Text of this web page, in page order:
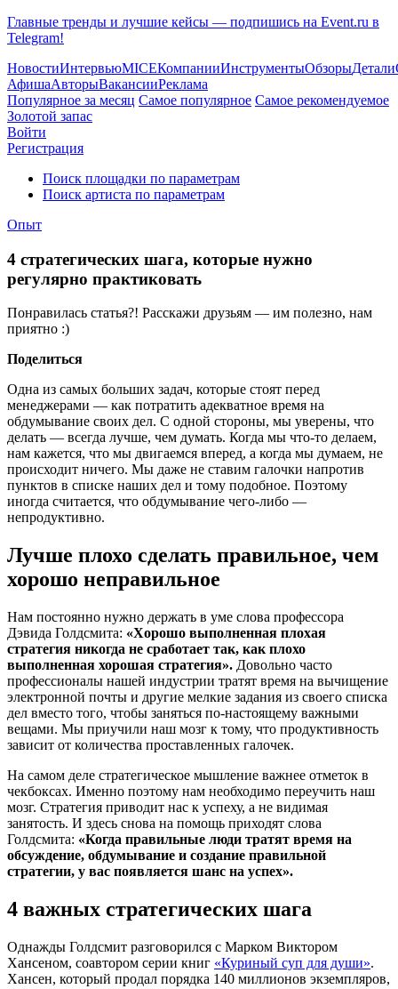
Главные тренды и лучшие кейсы — подпишись на Event.ru в
Telegram!
НовостиИнтервьюMICEКомпанииИнструментыОбзорыДетали
АфишаАвторыВакансииРеклама
Популярное за месяц Самое популярное Самое рекомендуемое
Золотой запас
Войти
Регистрация
Поиск площадки по параметрам
Поиск артиста по параметрам
Опыт
4 стратегических шага, которые нужно
регулярно практиковать
Понравилась статья?! Расскажи друзьям — им полезно, нам
приятно :)
Поделиться
Одна из самых больших задач, которые стоят перед
менеджерами — как потратить адекватное время на
обдумывание своих дел. С одной стороны, мы уверены, что
делать — всегда лучше, чем думать. Когда мы что-то делаем,
нам кажется, что мы двигаемся вперед, а когда мы думаем, не
происходит ничего. Мы даже не ставим галочки напротив
пунктов в списке наших дел и тому подобное. Поэтому
иногда считается, что обдумывание чего-либо —
непродуктивно.
Лучше плохо сделать правильное, чем
хорошо неправильное
Нам постоянно нужно держать в уме слова профессора
Дэвида Голдсмита: «Хорошо выполненная плохая
стратегия никогда не сработает так, как плохо
выполненная хорошая стратегия». Довольно часто
профессионалы нашей индустрии тратят время на вычищение
электронной почты и другие мелкие задания из своего списка
дел вместо того, чтобы заняться по-настоящему важными
вещами. Мы приучили наш мозг к тому, что продуктивность
зависит от количества проставленных галочек.
На самом деле стратегическое мышление важнее отметок в
чекбоксах. Именно поэтому нам необходимо переучить наш
мозг. Стратегия приводит нас к успеху, а не видимая
занятость. И здесь снова на помощь приходят слова
Голдсмита: «Когда правильные люди тратят время на
обсуждение, обдумывание и создание правильной
стратегии, у вас появляется шанс на успех».
4 важных стратегических шага
Однажды Голдсмит разговорился с Марком Виктором
Хансеном, соавтором серии книг «Куриный суп для души».
Хансен, который продал порядка 140 миллионов экземпляров,